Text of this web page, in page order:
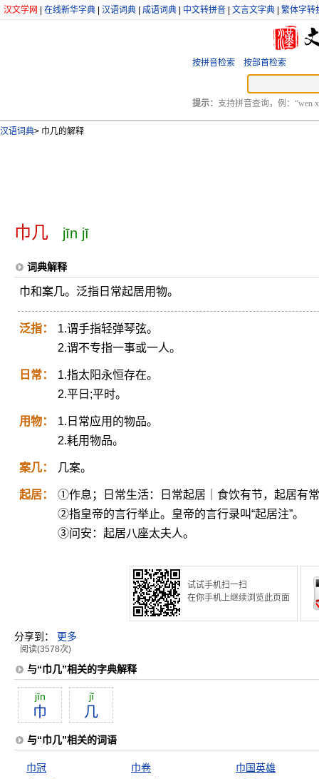
汉文学网 在线新华字典 汉语词典 成语词典 中文转拼音 文言文字典 繁体字转
按拼音检索 按部首检索
提示： 支持拼音查询，例：“wen
汉语词典> 巾几的解释
巾几 jīn jī
词典解释
巾和案几。泛指日常起居用物。
泛指：
1.谓手指轻弹琴弦。
2.谓不专指一事或一人。
日常：
1.指太阳永恒存在。
2.平日;平时。
用物：
1.日常应用的物品。
2.耗用物品。
案几： 几案。
起居：
①作息；日常生活：日常起居｜食饮有节，起居有
②指皇帝的言行举止。皇帝的言行录叫“起居注”。
③问安：起居八座太夫人。
试试手机扫一扫
在你手机上继续浏览此页面
分享到： 更多
阅读(3578次)
与“巾几”相关的字典解释
jīn
巾
jĭ
几
与“巾几”相关的词语
巾冠 巾卷
巾国英雄